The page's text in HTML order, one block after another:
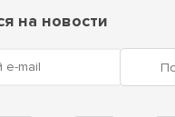
на новости
e-mail